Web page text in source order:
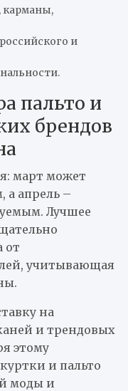
карманы,
и
пальто и
брендов
март может
апрель –
Лучшее
от
учитывающая
на
и трендовых
этому
и пальто
моды и